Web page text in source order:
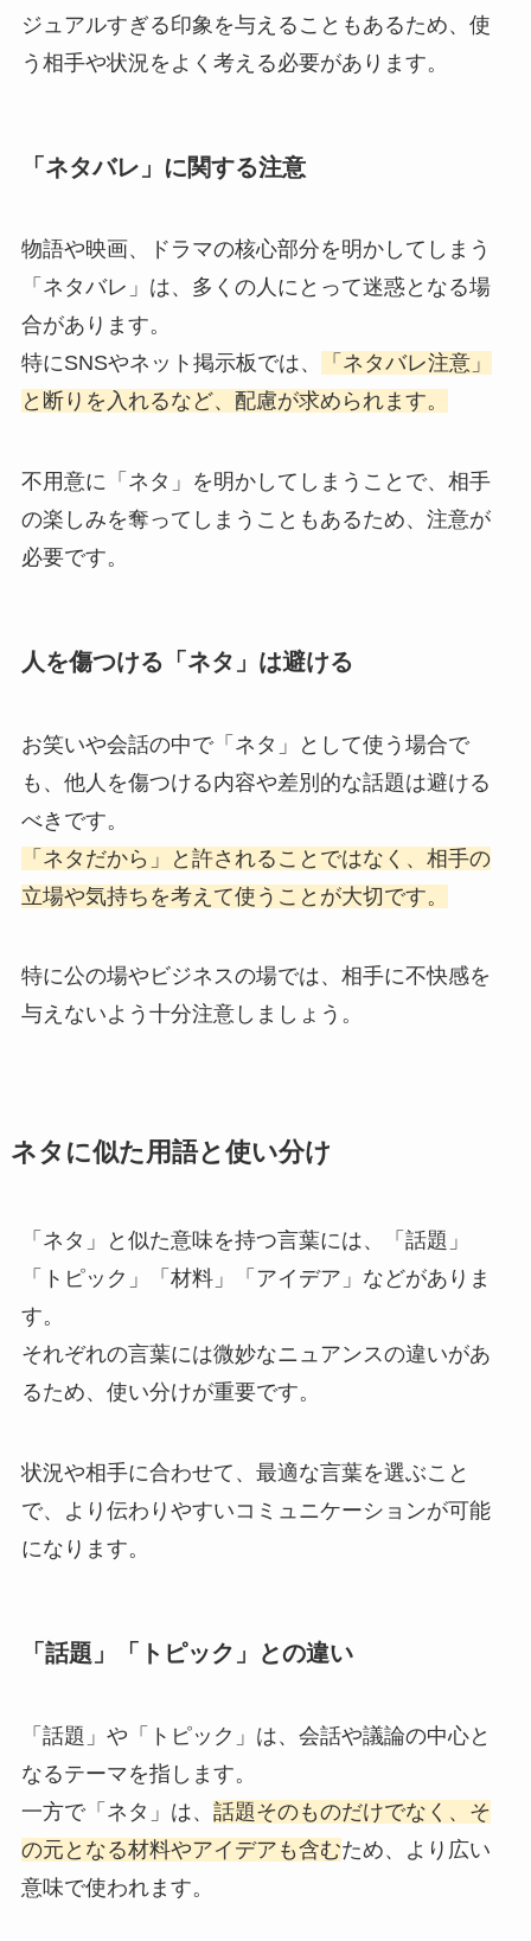
ジュアルすぎる印象を与えることもあるため、使
う相手や状況をよく考える必要があります。
「ネタバレ」に関する注意
物語や映画、ドラマの核心部分を明かしてしまう
「ネタバレ」は、多くの人にとって迷惑となる場
合があります。
特にSNSやネット掲示板では、
「ネタバレ注意」
と断りを入れるなど、配慮が求められます。
不用意に「ネタ」を明かしてしまうことで、相手
の楽しみを奪ってしまうこともあるため、注意が
必要です。
人を傷つける「ネタ」は避ける
お笑いや会話の中で「ネタ」として使う場合で
も、他人を傷つける内容や差別的な話題は避ける
べきです。
「ネタだから」と許されることではなく、相手の
立場や気持ちを考えて使うことが大切です。
特に公の場やビジネスの場では、相手に不快感を
与えないよう十分注意しましょう。
ネタに似た用語と使い分け
「ネタ」と似た意味を持つ言葉には、「話題」
「トピック」「材料」「アイデア」などがありま
す。
それぞれの言葉には微妙なニュアンスの違いがあ
るため、使い分けが重要です。
状況や相手に合わせて、最適な言葉を選ぶこと
で、より伝わりやすいコミュニケーションが可能
になります。
「話題」「トピック」との違い
「話題」や「トピック」は、会話や議論の中心と
なるテーマを指します。
一方で「ネタ」は、 話題そのものだけでなく、そ
の元となる材料やアイデアも含むため、より広い
意味で使われます。